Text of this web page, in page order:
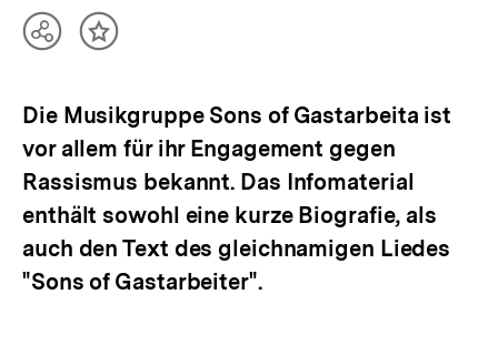
TeilenInhalt
Die Musikgruppe Sons of Gastarbeita ist
vor allem für ihr Engagement gegen
Rassismus bekannt. Das Infomaterial
enthält sowohl eine kurze Biografie, als
auch den Text des gleichnamigen Liedes
"Sons of Gastarbeiter".